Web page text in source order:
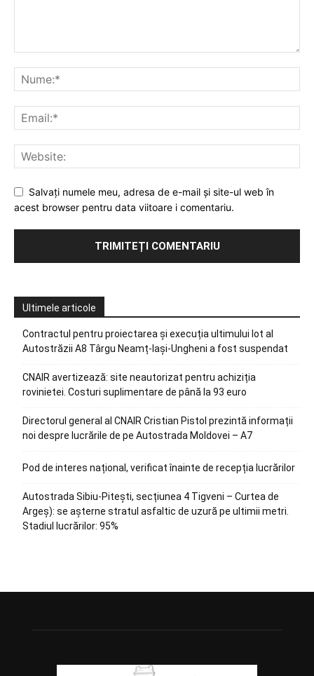
Salvați numele meu, adresa de e-mail și site-ul web în
acest browser pentru data viitoare i comentariu.
Ultimele articole
Contractul pentru proiectarea și execuția ultimului lot al
Autostrăzii A8 Târgu Neamț-Iași-Ungheni a fost suspendat
CNAIR avertizează: site neautorizat pentru achiziția
rovinietei. Costuri suplimentare de până la 93 euro
Directorul general al CNAIR Cristian Pistol prezintă informații
noi despre lucrările de pe Autostrada Moldovei – A7
Pod de interes național, verificat înainte de recepția lucrărilor
Autostrada Sibiu-Pitești, secțiunea 4 Tigveni – Curtea de
Argeș): se așterne stratul asfaltic de uzură pe ultimii metri.
Stadiul lucrărilor: 95%